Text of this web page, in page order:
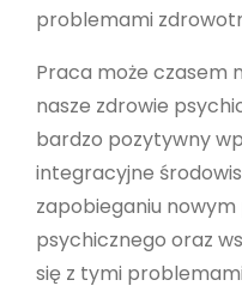
problemami
Praca może czasem
nasze zdrowie
bardzo pozytywny
integracyjne
zapobieganiu
psychicznego oraz
się z tymi